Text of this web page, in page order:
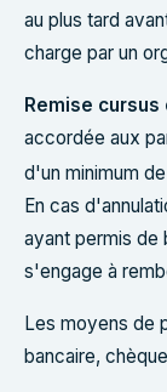
au plus tard
charge par un
Remise cursus
accordée aux
d'un minimum
En cas
ayant permis de
s'engage à
Les moyens de
bancaire,